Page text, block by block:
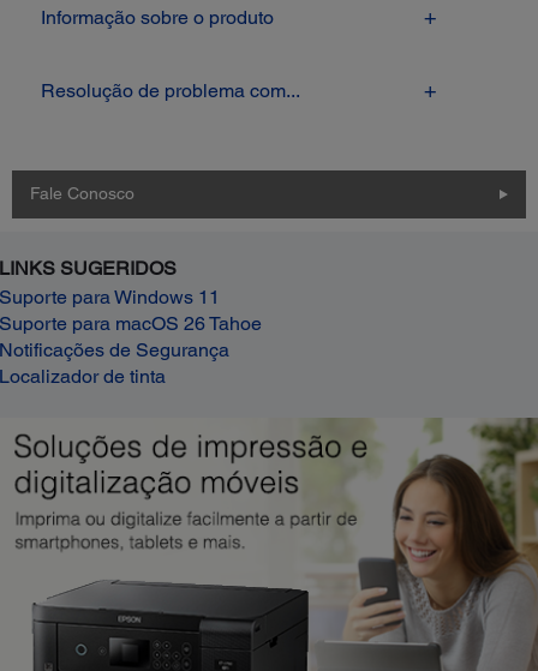
Informação sobre o produto
Resolução de problema com...
Fale Conosco
LINKS SUGERIDOS
Suporte para Windows 11
Suporte para macOS 26 Tahoe
Notificações de Segurança
Localizador de tinta